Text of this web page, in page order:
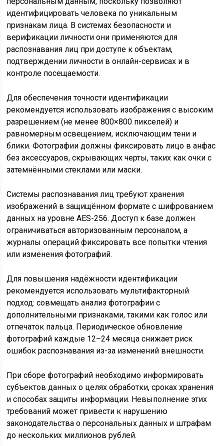
идентифицировать человека по уникальным
признакам лица. В системах безопасности и
верификации личности они применяются для
распознавания лиц при доступе к объектам,
подтверждении личности в онлайн-сервисах и в
контроле посещаемости.
Для обеспечения точности идентификации
рекомендуется использовать изображения с высоким
разрешением (не менее 800×800 пикселей) и
равномерным освещением, исключающим тени и
блики. Фотографии должны фиксировать лицо в анфас
без аксессуаров, скрывающих черты, таких как очки с
затемнёнными стеклами или маски.
Системы распознавания лиц требуют хранения
изображений в защищённом формате с шифрованием
данных на уровне AES-256. Доступ к базе должен
ограничиваться авторизованным персоналом, а
журналы операций фиксировать все попытки чтения
или изменения фотографий.
Для повышения надёжности идентификации
рекомендуется использовать мультифакторный
подход: совмещать анализ фотографии с
дополнительными признаками, такими как голос или
отпечаток пальца. Периодическое обновление
фотографий каждые 12–24 месяца снижает риск
ошибок распознавания из-за изменений внешности.
При сборе фотографий необходимо информировать
субъектов данных о целях обработки, сроках хранения
и способах защиты информации. Невыполнение этих
требований может привести к нарушению
законодательства о персональных данных и штрафам
до нескольких миллионов рублей.